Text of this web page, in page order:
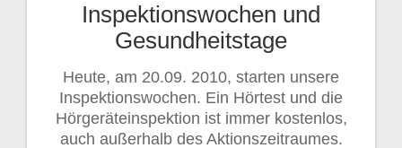
Inspektionswochen und
Gesundheitstage
Heute, am 20.09. 2010, starten unsere
Inspektionswochen. Ein Hörtest und die
Hörgeräteinspektion ist immer kostenlos,
auch außerhalb des Aktionszeitraumes.